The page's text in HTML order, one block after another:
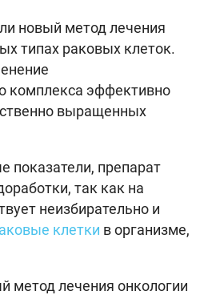
новый метод лечения
типах раковых клеток.
комплекса эффективно
выращенных
показатели, препарат
так как на
неизбирательно и
клетки в организме,
метод лечения онкологии